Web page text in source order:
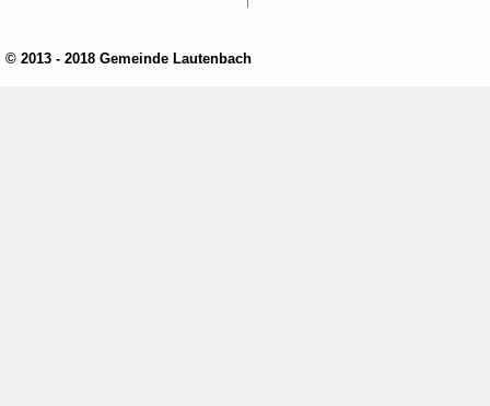
© 2013 - 2018 Gemeinde Lautenbach